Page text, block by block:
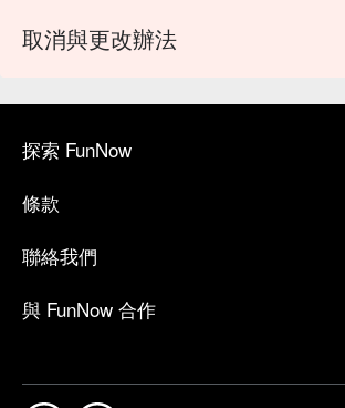
取消與更改辦法
探索 FunNow
條款
聯絡我們
與 FunNow 合作